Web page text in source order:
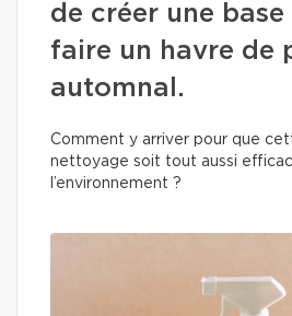
de créer une base
faire un havre de
automnal.
Comment y arriver pour que
nettoyage soit tout aussi
l’environnement ?